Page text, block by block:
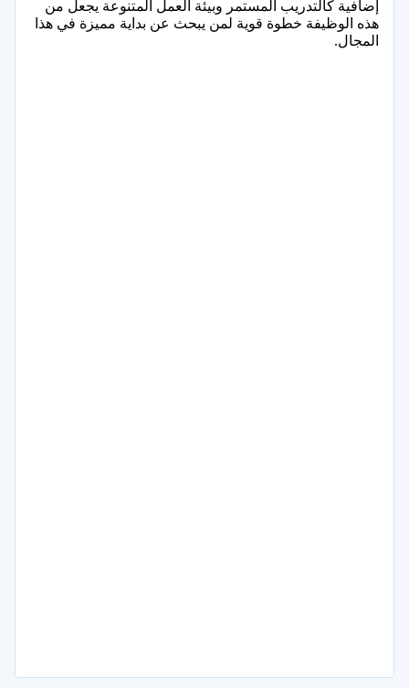
إضافية كالتدريب المستمر وبيئة العمل المتنوعة يجعل من
هذه الوظيفة خطوة قوية لمن يبحث عن بداية مميزة في هذا
المجال.